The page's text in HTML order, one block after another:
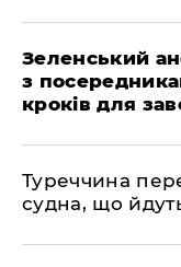
Зеленський
з
кроків для
Туреччина
судна, що